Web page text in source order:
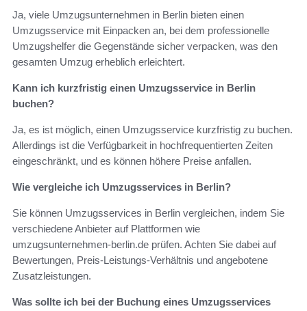
Ja, viele Umzugsunternehmen in Berlin bieten einen
Umzugsservice mit Einpacken an, bei dem professionelle
Umzugshelfer die Gegenstände sicher verpacken, was den
gesamten Umzug erheblich erleichtert.
Kann ich kurzfristig einen Umzugsservice in Berlin
buchen?
Ja, es ist möglich, einen Umzugsservice kurzfristig zu buchen.
Allerdings ist die Verfügbarkeit in hochfrequentierten Zeiten
eingeschränkt, und es können höhere Preise anfallen.
Wie vergleiche ich Umzugsservices in Berlin?
Sie können Umzugsservices in Berlin vergleichen, indem Sie
verschiedene Anbieter auf Plattformen wie
umzugsunternehmen-berlin.de prüfen. Achten Sie dabei auf
Bewertungen, Preis-Leistungs-Verhältnis und angebotene
Zusatzleistungen.
Was sollte ich bei der Buchung eines Umzugsservices